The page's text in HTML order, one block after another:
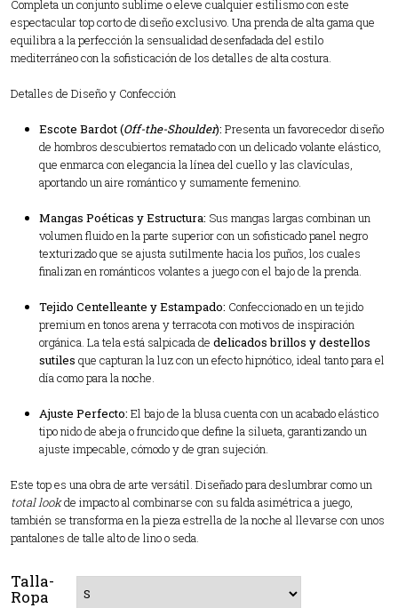
Completa un conjunto sublime o eleve cualquier estilismo con este
espectacular top corto de diseño exclusivo. Una prenda de alta gama que
equilibra a la perfección la sensualidad desenfadada del estilo
mediterráneo con la sofisticación de los detalles de alta costura.
Detalles de Diseño y Confección
Escote Bardot (Off-the-Shoulder): Presenta un favorecedor diseño
de hombros descubiertos rematado con un delicado volante elástico,
que enmarca con elegancia la línea del cuello y las clavículas,
aportando un aire romántico y sumamente femenino.
Mangas Poéticas y Estructura: Sus mangas largas combinan un
volumen fluido en la parte superior con un sofisticado panel negro
texturizado que se ajusta sutilmente hacia los puños, los cuales
finalizan en románticos volantes a juego con el bajo de la prenda.
Tejido Centelleante y Estampado: Confeccionado en un tejido
premium en tonos arena y terracota con motivos de inspiración
orgánica. La tela está salpicada de delicados brillos y destellos
sutiles que capturan la luz con un efecto hipnótico, ideal tanto para el
día como para la noche.
Ajuste Perfecto: El bajo de la blusa cuenta con un acabado elástico
tipo nido de abeja o fruncido que define la silueta, garantizando un
ajuste impecable, cómodo y de gran sujeción.
Este top es una obra de arte versátil. Diseñado para deslumbrar como un
total lookde impacto al combinarse con su falda asimétrica a juego,
también se transforma en la pieza estrella de la noche al llevarse con unos
pantalones de talle alto de lino o seda.
Talla-
Ropa